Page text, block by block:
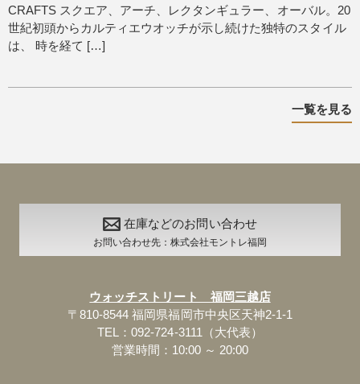
CRAFTS スクエア、アーチ、レクタンギュラー、オーバル。20
世紀初頭からカルティエウオッチが示し続けた独特のスタイル
は、 時を経て […]
一覧を見る
在庫などのお問い合わせ
お問い合わせ先：株式会社モントレ福岡
ウォッチストリート 福岡三越店
〒810-8544 福岡県福岡市中央区天神2-1-1
TEL：092-724-3111（大代表）
営業時間：10:00 ～ 20:00